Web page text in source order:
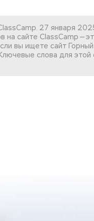
27 января
сайте ClassCamp —
вы ищете сайт
слова для этой